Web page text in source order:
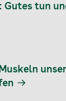
Gutes tun